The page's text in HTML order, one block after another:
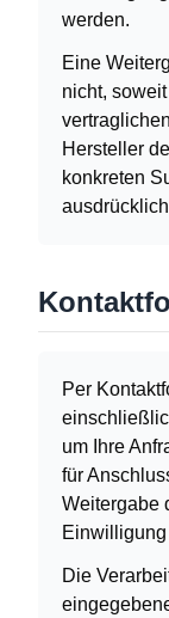
werden.
Eine
nicht,
Hersteller
konkreten
Per
um Ihre
für
Weitergabe
Einwilligung
Die